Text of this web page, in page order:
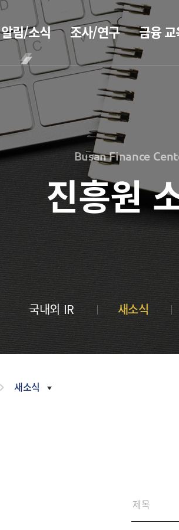
홍보
홍보 브로슈어
홍보 동영상
알림/소식
공지사항
보도자료
2026
2025
2024
2023
2020
진흥원 소식
새소식
언론보도
조사/연구
2025
2024
2023
2022
2021
2020
정책자료
2025
2024
부산금융중
심지 포럼
정기간행물
inside
Z/Yen
금융
연간운영
계획표
해양금융정
보
블로그
해양금융
60초해양
금융 교육
활동 모음
Busan Finance
진흥원
국내외 IR 새소식
새소식